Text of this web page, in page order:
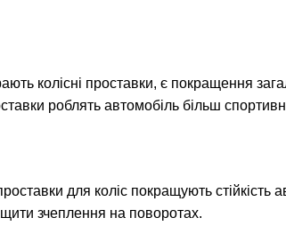
колісні проставки, є покращення
роблять автомобіль більш
для коліс покращують стійкість
зчеплення на поворотах.